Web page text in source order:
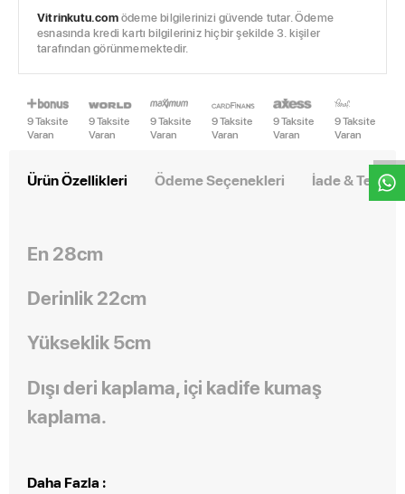
Vitrinkutu.comödeme bilgilerinizi güvende tutar. Ödeme
esnasında kredi kartı bilgileriniz hiçbir şekilde 3. kişiler
tarafından görünmemektedir.
9 Taksite
Varan
9 Taksite
Varan
9 Taksite
Varan
9 Taksite
Varan
9 Taksite
Varan
9 Taksite
Varan
Ürün Özellikleri Ödeme Seçenekleri İade &
En 28cm
Derinlik 22cm
Yükseklik 5cm
Dışı deri kaplama, içi kadife kumaş
kaplama.
Daha Fazla :